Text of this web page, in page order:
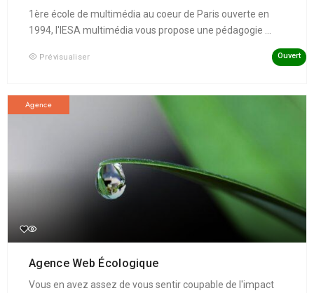
1ère école de multimédia au coeur de Paris ouverte en
1994, l'IESA multimédia vous propose une pédagogie ...
Prévisualiser Ouvert
Agence
Agence Web Écologique
Vous en avez assez de vous sentir coupable de l'impact